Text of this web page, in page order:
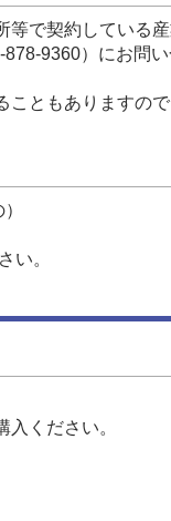
等で契約している
9360）にお問
こともありますの
い。
ください。